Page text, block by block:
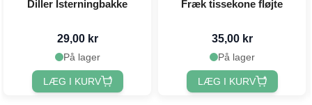
Diller Isterningbakke
29,00 kr
På lager
LÆG I KURV
Fræk tissekone fløjte
35,00 kr
På lager
LÆG I KURV